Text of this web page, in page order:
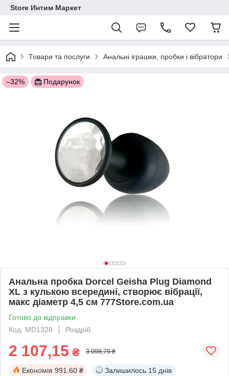
Store Интим Маркет
Товари та послуги Анальні іграшки, пробки і вібратори
–32% Подарунок
Анальна пробка Dorcel Geisha Plug Diamond
XL з кулькою всередині, створює вібрації,
макс діаметр 4,5 см 777Store.com.ua
Готово до відправки
Код: MD1328
Роздріб
2 107,15 ₴ 3 098,75 ₴
Економія 991.60 ₴ Залишилось 15 днів